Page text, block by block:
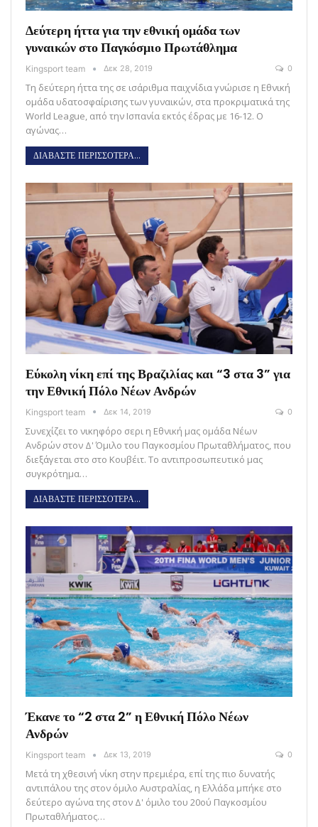
Δεύτερη ήττα για την εθνική ομάδα των
γυναικών στο Παγκόσμιο Πρωτάθλημα
Kingsport team Δεκ 28, 2019 0
Τη δεύτερη ήττα της σε ισάριθμα παιχνίδια γνώρισε η Εθνική
ομάδα υδατοσφαίρισης των γυναικών, στα προκριματικά της
World League, από την Ισπανία εκτός έδρας με 16-12. Ο
αγώνας…
ΔΙΑΒΑΣΤΕ ΠΕΡΙΣΣΟΤΕΡΑ...
Εύκολη νίκη επί της Βραζιλίας και “3 στα 3” για
την Εθνική Πόλο Νέων Ανδρών
Kingsport team Δεκ 14, 2019 0
Συνεχίζει το νικηφόρο σερι η Εθνική μας ομάδα Νέων
Ανδρών στον Δ' Όμιλο του Παγκοσμίου Πρωταθλήματος, που
διεξάγεται στο στο Κουβέιτ. Το αντιπροσωπευτικό μας
συγκρότημα…
ΔΙΑΒΑΣΤΕ ΠΕΡΙΣΣΟΤΕΡΑ...
Έκανε το “2 στα 2” η Εθνική Πόλο Νέων
Ανδρών
Kingsport team Δεκ 13, 2019 0
Μετά τη χθεσινή νίκη στην πρεμιέρα, επί της πιο δυνατής
αντιπάλου της στον όμιλο Αυστραλίας, η Ελλάδα μπήκε στο
δεύτερο αγώνα της στον Δ' όμιλο του 20ού Παγκοσμίου
Πρωταθλήματος…